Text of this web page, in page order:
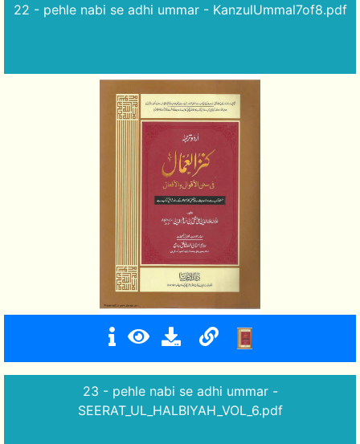
22 - pehle nabi se adhi ummar - KanzulUmmal7of8.pdf
23 - pehle nabi se adhi ummar -
SEERAT_UL_HALBIYAH_VOL_6.pdf